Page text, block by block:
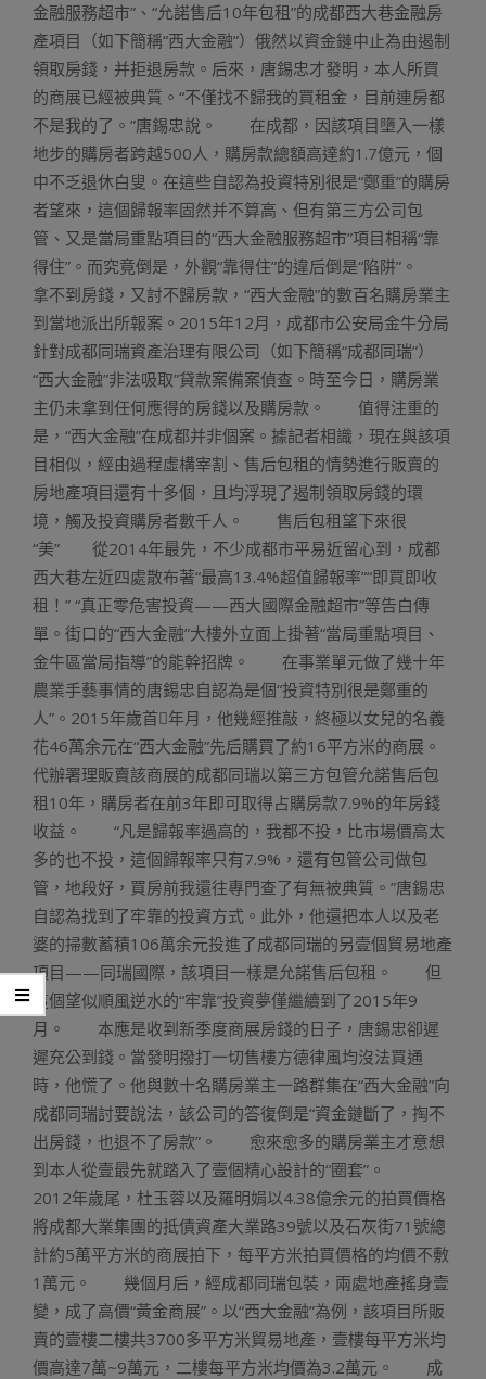
金融服務超市”、“允諾售后10年包租”的成都西大巷金融房
產項目（如下簡稱“西大金融”）俄然以資金鏈中止為由遏制
領取房錢，并拒退房款。后來，唐錫忠才發明，本人所買
的商展已經被典質。“不僅找不歸我的買租金，目前連房都
不是我的了。”唐錫忠說。 在成都，因該項目墮入一樣
地步的購房者跨越500人，購房款總額高達約1.7億元，個
中不乏退休白叟。在這些自認為投資特別很是“鄭重”的購房
者望來，這個歸報率固然并不算高、但有第三方公司包
管、又是當局重點項目的“西大金融服務超市”項目相稱“靠
得住”。而究竟倒是，外觀“靠得住”的違后倒是“陷阱”。
拿不到房錢，又討不歸房款，“西大金融”的數百名購房業主
到當地派出所報案。2015年12月，成都市公安局金牛分局
針對成都同瑞資產治理有限公司（如下簡稱“成都同瑞”）
“西大金融”非法吸取”貸款案備案偵查。時至今日，購房業
主仍未拿到任何應得的房錢以及購房款。 值得注重的
是，“西大金融”在成都并非個案。據記者相識，現在與該項
目相似，經由過程虛構宰割、售后包租的情勢進行販賣的
房地產項目還有十多個，且均浮現了遏制領取房錢的環
境，觸及投資購房者數千人。 售后包租望下來很
“美” 從2014年最先，不少成都市平易近留心到，成都
西大巷左近四處散布著“最高13.4%超值歸報率”“即買即收
租！” “真正零危害投資——西大國際金融超市”等告白傳
單。街口的“西大金融”大樓外立面上掛著“當局重點項目、
金牛區當局指導”的能幹招牌。 在事業單元做了幾十年
農業手藝事情的唐錫忠自認為是個“投資特別很是鄭重的
人”。2015年歲首年月，他幾經推敲，終極以女兒的名義
花46萬余元在“西大金融”先后購買了約16平方米的商展。
代辦署理販賣該商展的成都同瑞以第三方包管允諾售后包
租10年，購房者在前3年即可取得占購房款7.9%的年房錢
收益。 “凡是歸報率過高的，我都不投，比市場價高太
多的也不投，這個歸報率只有7.9%，還有包管公司做包
管，地段好，買房前我還往專門查了有無被典質。”唐錫忠
自認為找到了牢靠的投資方式。此外，他還把本人以及老
婆的掃數蓄積106萬余元投進了成都同瑞的另壹個貿易地產
項目——同瑞國際，該項目一樣是允諾售后包租。 但
這個望似順風逆水的“牢靠”投資夢僅繼續到了2015年9
月。 本應是收到新季度商展房錢的日子，唐錫忠卻遲
遲充公到錢。當發明撥打一切售樓方德律風均沒法買通
時，他慌了。他與數十名購房業主一路群集在“西大金融”向
成都同瑞討要說法，該公司的答復倒是“資金鏈斷了，掏不
出房錢，也退不了房款”。 愈來愈多的購房業主才意想
到本人從壹最先就踏入了壹個精心設計的“圈套”。
2012年歲尾，杜玉蓉以及羅明娟以4.38億余元的拍買價格
將成都大業集團的抵債資產大業路39號以及石灰街71號總
計約5萬平方米的商展拍下，每平方米拍買價格的均價不敷
1萬元。 幾個月后，經成都同瑞包裝，兩處地產搖身壹
變，成了高價“黃金商展”。以“西大金融”為例，該項目所販
賣的壹樓二樓共3700多平方米貿易地產，壹樓每平方米均
價高達7萬~9萬元，二樓每平方米均價為3.2萬元。 成